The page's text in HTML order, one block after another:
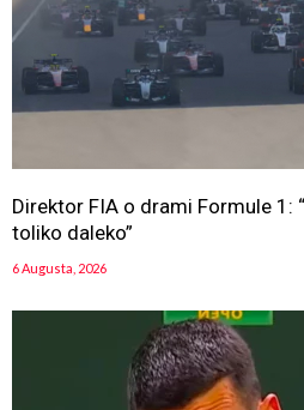
Direktor FIA o drami Formule 1:
toliko daleko”
6 Augusta, 2026